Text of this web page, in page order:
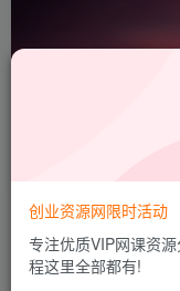
排序 更新 浏览
创业资源网限时活动
专注优质VIP网课资
程这里全部都有!